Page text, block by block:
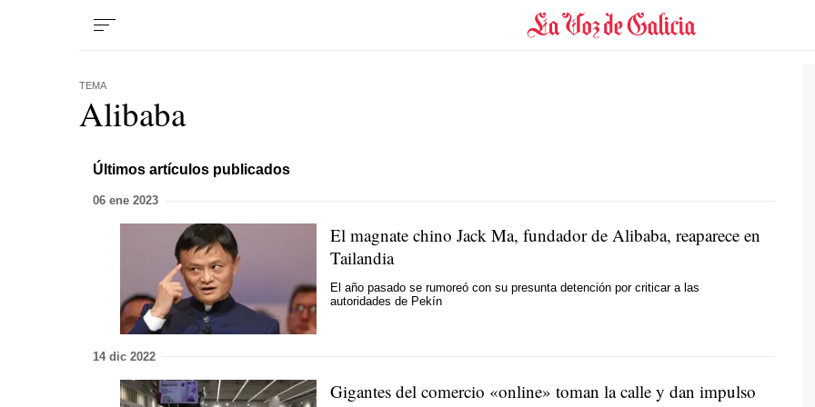
TEMA
Alibaba
Últimos artículos publicados
06 ene 2023
El magnate chino Jack Ma, fundador de Alibaba, reaparece en
Tailandia
El año pasado se rumoreó con su presunta detención por criticar a las
autoridades de Pekín
14 dic 2022
Gigantes del comercio «online» toman la calle y dan impulso